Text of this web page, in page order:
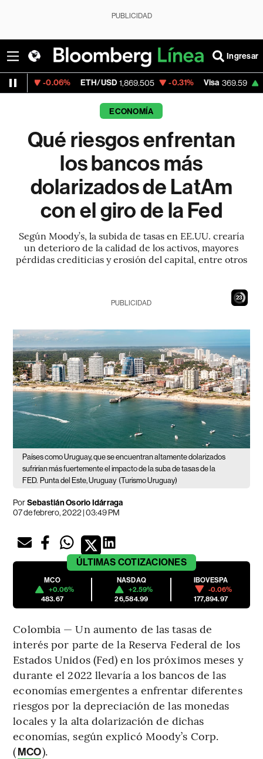
PUBLICIDAD
Ingresar
ETH/USD 1,869.505 -0.31% Visa 369.59 +1.07%
ECONOMÍA
Qué riesgos enfrentan
los bancos más
dolarizados de LatAm
con el giro de la Fed
Según Moody’s, la subida de tasas en EE.UU. crearía
un deterioro de la calidad de los activos, mayores
pérdidas crediticias y erosión del capital, entre otros
22
PUBLICIDAD
Países como Uruguay, que se encuentran altamente dolarizados
sufrirían más fuertemente el impacto de la suba de tasas de la
FED. Punta del Este, Uruguay (Turismo Uruguay)
PorSebastián Osorio Idárraga
07 de febrero, 2022 | 03:49 PM
ÚLTIMAS COTIZACIONES
MCO
+0.06%
483.67
NASDAQ
+2.59%
26,584.99
IBOVESPA
-0.06%
177,894.97
Colombia — Un aumento de las tasas de
interés por parte de la Reserva Federal de los
Estados Unidos (Fed) en los próximos meses y
durante el 2022 llevaría a los bancos de las
economías emergentes a enfrentar diferentes
riesgos por la depreciación de las monedas
locales y la alta dolarización de dichas
economías, según explicó Moody’s Corp.
(MCO).